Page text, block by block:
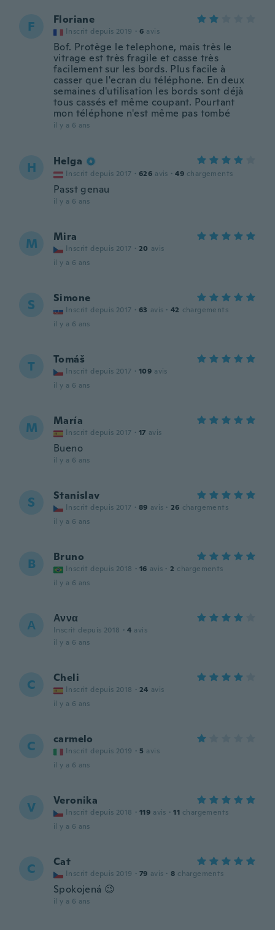
F Floriane
Inscrit depuis 2019 · 6 avis
Bof. Protège le telephone, mais très le
vitrage est très fragile et casse très
facilement sur les bords. Plus facile à
casser que l'ecran du téléphone. En deux
semaines d'utilisation les bords sont déjà
tous cassés et même coupant. Pourtant
mon téléphone n'est même pas tombé
il y a 6 ans
H Helga
Inscrit depuis 2017 · 626 avis · 49 chargements
Passt genau
il y a 6 ans
M Mira
Inscrit depuis 2017 · 20 avis
il y a 6 ans
S Simone
Inscrit depuis 2017 · 63 avis · 42 chargements
il y a 6 ans
T Tomáš
Inscrit depuis 2017 · 109 avis
il y a 6 ans
M María
Inscrit depuis 2017 · 17 avis
Bueno
il y a 6 ans
S Stanislav
Inscrit depuis 2017 · 89 avis · 26 chargements
il y a 6 ans
B Bruno
Inscrit depuis 2018 · 16 avis · 2 chargements
il y a 6 ans
Α Αννα
Inscrit depuis 2018 · 4 avis
il y a 6 ans
C Cheli
Inscrit depuis 2018 · 24 avis
il y a 6 ans
C carmelo
Inscrit depuis 2019 · 5 avis
il y a 6 ans
V Veronika
Inscrit depuis 2018 · 119 avis · 11 chargements
il y a 6 ans
C Cat
Inscrit depuis 2019 · 79 avis · 8 chargements
Spokojená 😉
il y a 6 ans